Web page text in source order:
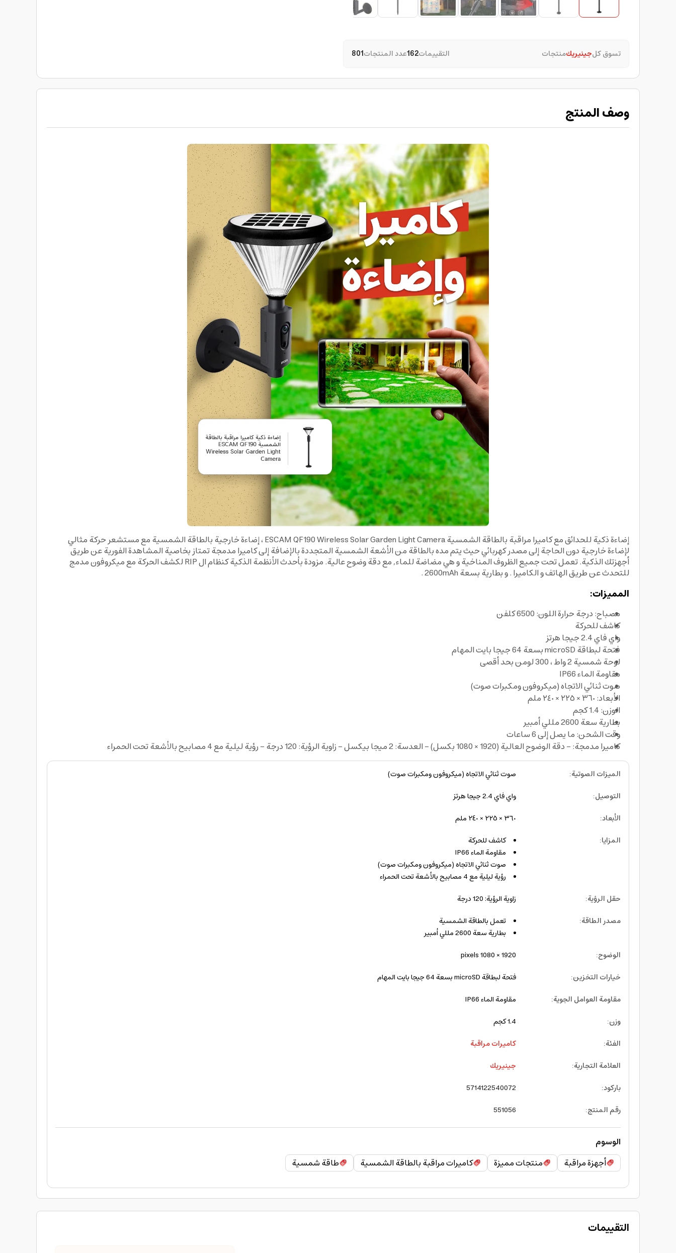
تسوق كلجينيريكمنتجات التقييمات162عدد المنتجات801
وصف المنتج
إضاءة ذكية للحدائق مع كاميرا مراقبة بالطاقة الشمسية ESCAM QF190 Wireless Solar Garden Light Camera ، إضاءة خارجية بالطاقة الشمسية مع مستشعر حركة مثالي
لإضاءة خارجية دون الحاجة إلى مصدر كهربائي حيث يتم مده بالطاقة من الأشعة الشمسية المتجددة بالإضافة إلى كاميرا مدمجة تمتاز بخاصية المشاهدة الفورية عن طريق
أجهزتك الذكية. تعمل تحت جميع الظروف المناخية و هي مضاضة للماء, مع دقة وضوح عالية. مزودة بأحدث الأنظمة الذكية كنظام ال RIP لكشف الحركة مع ميكروفون مدمج
للتحدث عن طريق الهاتف و الكاميرا . و بطارية بسعة 2600mAh .
المميزات:
مصباح: درجة حرارة اللون: 6500 كلفن
كاشف للحركة
واي فاي 2.4 جيجا هرتز
فتحة لبطاقة microSD بسعة 64 جيجا بايت المهام
لوحة شمسية 2 واط ، 300 لومن بحد أقصى
مقاومة الماء IP66
صوت ثنائي الاتجاه (ميكروفون ومكبرات صوت)
الأبعاد: ٣٦٠ × ٢٢٥ × ٢٤٠ ملم
الوزن: 1.4 كجم
بطارية سعة 2600 مللي أمبير
وقت الشحن: ما يصل إلى 6 ساعات
كاميرا مدمجة: - دقة الوضوح العالية (1920 × 1080 بكسل) - العدسة: 2 ميجا بيكسل - زاوية الرؤية: 120 درجة - رؤية ليلية مع 4 مصابيح بالأشعة تحت الحمراء
الميزات الصوتية:
صوت ثنائي الاتجاه (ميكروفون ومكبرات صوت)
التوصيل:
واي فاي 2.4 جيجا هرتز
الأبعاد:
٣٦٠ × ٢٢٥ × ٢٤٠ ملم
المزايا:
كاشف للحركة
مقاومة الماء IP66
صوت ثنائي الاتجاه (ميكروفون ومكبرات صوت)
رؤية ليلية مع 4 مصابيح بالأشعة تحت الحمراء
حقل الرؤية:
زاوية الرؤية: 120 درجة
مصدر الطاقة:
تعمل بالطاقة الشمسية
بطارية سعة 2600 مللي أمبير
الوضوح:
1920 × 1080 pixels
خيارات التخزين:
فتحة لبطاقة microSD بسعة 64 جيجا بايت المهام
مقاومة العوامل الجوية:
مقاومة الماء IP66
وزن:
1.4 كجم
الفئة:
كاميرات مراقبة
العلامة التجارية:
جينيريك
باركود:
5714122540072
رقم المنتج:
551056
الوسوم
أجهزة مراقبة
منتجات مميزة كاميرات مراقبة بالطاقة الشمسية طاقة شمسية
التقييمات